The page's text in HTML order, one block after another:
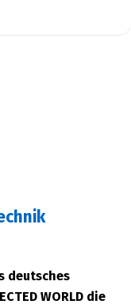
deutsches
WORLD die